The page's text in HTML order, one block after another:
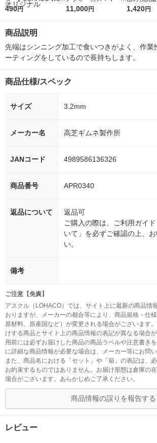
r（ロハコウォータ
シ） オリジナル
490円
5ｇ 資生堂 おまけ
11,000円
レス
1,420円
商品説明
先端はシンニング加工で食いつきがよく、作業
ーティングをしているので長持ちします。
商品仕様/スペック
サイズ 3.2mm
メーカー名 高芝ギムネ製作所
JANコード 4989586136326
商品番号 APR0340
返品について
返品可
ご購入の際は、ご利用ガイ
いて」を必ずご確認の上、
い。
備考
ご注意【免責】
アスクル（LOHACO）では、サイト上に最新の商品情
おりますが、メーカーの都合等により、商品規格・仕
原材料、原産国など）が変更される場合がございます
けする商品とサイト上の商品情報の表記が異なる場合
用前には必ずお届けした商品の商品ラベルや注意書き
に詳細な商品情報が必要な場合は、メーカー等にお問い
また、商品名における「セット」や「箱」の表記は、
お約束するものではありません。お届け形態は倉庫の
場合がございます。あらかじめご了承ください。
商品情報の誤りを報告する
レビュー